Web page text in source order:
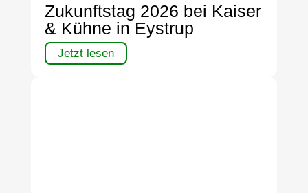
Zukunftstag 2026 bei Kaiser
& Kühne in Eystrup
Jetzt lesen